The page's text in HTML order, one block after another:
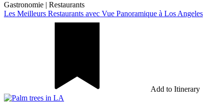
Gastronomie | Restaurants
Les Meilleurs Restaurants avec Vue Panoramique à Los Angeles
Add to Itinerary